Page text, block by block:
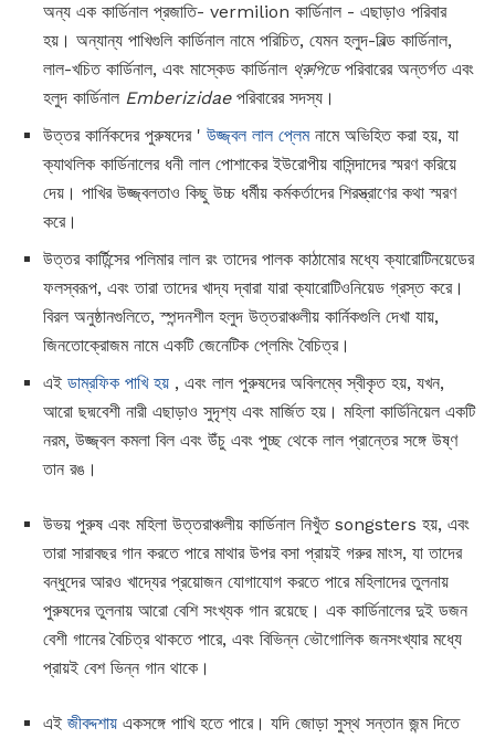
অন্য এক কার্ডিনাল প্রজাতি- vermilion কার্ডিনাল - এছাড়াও পরিবার
হয়। অন্যান্য পাখিগুলি কার্ডিনাল নামে পরিচিত, যেমন হলুদ-বিল্ড কার্ডিনাল,
লাল-খচিত কার্ডিনাল, এবং মাস্কেড কার্ডিনাল থ্রুপিডেপরিবারের অন্তর্গত এবং
হলুদ কার্ডিনাল Emberizidaeপরিবারের সদস্য।
উত্তর কার্নিকদের পুরুষদের ' উজ্জ্বল লাল প্লেমনামে অভিহিত করা হয়, যা
ক্যাথলিক কার্ডিনালের ধনী লাল পোশাকের ইউরোপীয় বাসিন্দাদের স্মরণ করিয়ে
দেয়। পাখির উজ্জ্বলতাও কিছু উচ্চ ধর্মীয় কর্মকর্তাদের শিরস্ত্রাণের কথা স্মরণ
করে।
উত্তর কার্টিন্সের পলিমার লাল রং তাদের পালক কাঠামোর মধ্যে ক্যারোটিনয়েডের
ফলস্বরূপ, এবং তারা তাদের খাদ্য দ্বারা যারা ক্যারোটিওনিয়েড গ্রস্ত করে।
বিরল অনুষ্ঠানগুলিতে, স্পন্দনশীল হলুদ উত্তরাঞ্চলীয় কার্নিকগুলি দেখা যায়,
জিনতোক্রোজম নামে একটি জেনেটিক প্লেমিং বৈচিত্র।
এই ডাম্রফিক পাখি হয় , এবং লাল পুরুষদের অবিলম্বে স্বীকৃত হয়, যখন,
আরো ছদ্মবেশী নারী এছাড়াও সুদৃশ্য এবং মার্জিত হয়। মহিলা কার্ডিনিয়েল একটি
নরম, উজ্জ্বল কমলা বিল এবং উঁচু এবং পুচ্ছ থেকে লাল প্রান্তের সঙ্গে উষ্ণ
তান রঙ।
উভয় পুরুষ এবং মহিলা উত্তরাঞ্চলীয় কার্ডিনাল নিখুঁত songsters হয়, এবং
তারা সারাবছর গান করতে পারে মাথার উপর বসা প্রায়ই গরুর মাংস, যা তাদের
বন্ধুদের আরও খাদ্যের প্রয়োজন যোগাযোগ করতে পারে মহিলাদের তুলনায়
পুরুষদের তুলনায় আরো বেশি সংখ্যক গান রয়েছে। এক কার্ডিনালের দুই ডজন
বেশী গানের বৈচিত্র থাকতে পারে, এবং বিভিন্ন ভৌগোলিক জনসংখ্যার মধ্যে
প্রায়ই বেশ ভিন্ন গান থাকে।
এই জীবদ্দশায় একসঙ্গে পাখি হতে পারে। যদি জোড়া সুস্থ সন্তান জন্ম দিতে